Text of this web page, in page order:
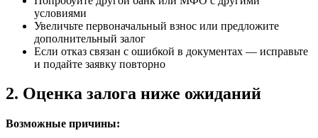
условиями
Увеличьте первоначальный взнос или предложите
дополнительный залог
Если отказ связан с ошибкой в документах — исправьте
и подайте заявку повторно
2. Оценка залога ниже ожиданий
Возможные причины: